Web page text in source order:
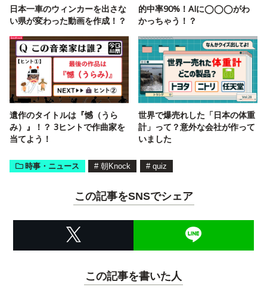
日本一車のウィンカーを出さな
い県が変わった動画を作成！？
的中率90%！AIに◯◯◯がわ
かっちゃう！？
遺作のタイトルは『憾（うら
み）』！？ 3ヒントで作曲家を
当てよう！
世界で爆売れした「日本の体重
計」って？意外な会社が作って
いました
時事・ニュース # 朝Knock # quiz
この記事をSNSでシェア
この記事を書いた人